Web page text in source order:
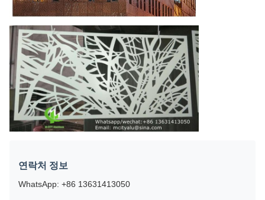
연락처 정보
WhatsApp: +86 13631413050